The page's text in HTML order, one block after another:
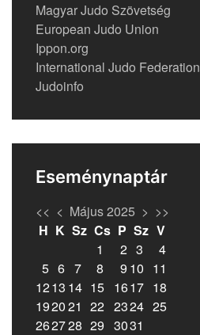
Magyar Judo Szövetség
European Judo Union
Ippon.org
International Judo Federation
Judoinfo
Eseménynaptár
<< < Május 2025 > >>
H K Sz Cs P Sz V
1
2 3
4
5 6 7 8 9 10 11
1213 14 15 1617 18
192021 22 2324 25
262728 29 3031